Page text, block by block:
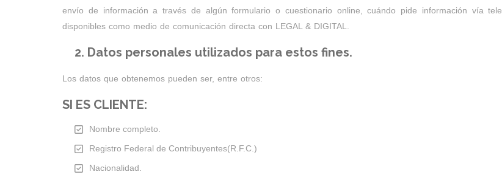
envío de información a través de algún formulario o cuestionario online, cuándo pide información vía
disponibles como medio de comunicación directa con LEGAL & DIGITAL.
2. Datos personales utilizados para estos fines.
Los datos que obtenemos pueden ser, entre otros:
SI ES CLIENTE:
Nombre completo.
Registro Federal de Contribuyentes(R.F.C.)
Nacionalidad.